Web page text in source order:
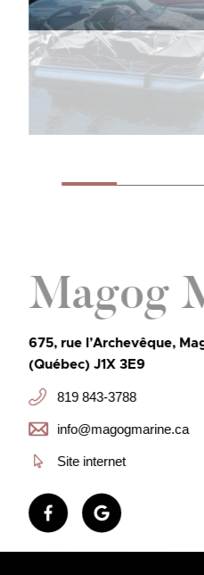
Magog
675, rue l’Archevêque,
(Québec) J1X 3E9
819 843-3788
info@magogmarine.ca
Site internet